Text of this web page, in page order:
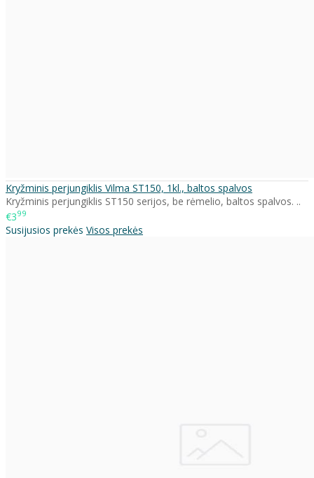
Kryžminis perjungiklis Vilma ST150, 1kl., baltos spalvos
Kryžminis perjungiklis ST150 serijos, be rėmelio, baltos spalvos. ..
€399
Susijusios prekės Visos prekės